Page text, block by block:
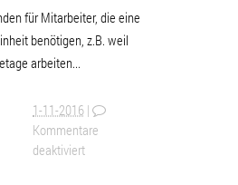
für Mitarbeiter, die eine
benötigen, z.B. weil
arbeiten...
1-11-2016 |
Kommentare
deaktiviert